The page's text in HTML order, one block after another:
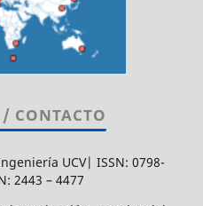
CONTACTO
UCV| ISSN: 0798-
2443 – 4477